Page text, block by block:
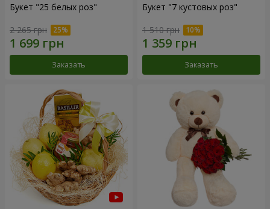
Букет "25 белых роз"
2 265 грн
Заказать
Букет "7 кустовых роз"
1 510 грн
Заказать